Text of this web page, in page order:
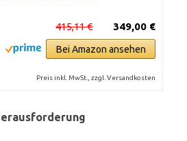
349,00 €
415,11 €
Bei Amazon ansehen
Preis inkl. MwSt., zzgl. Versandkosten